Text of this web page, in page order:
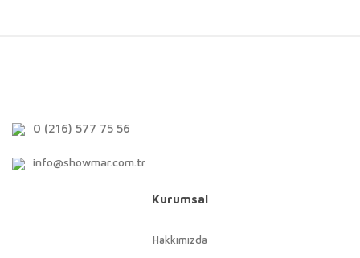
0 (216) 577 75 56
info@showmar.com.tr
Kurumsal
Hakkımızda